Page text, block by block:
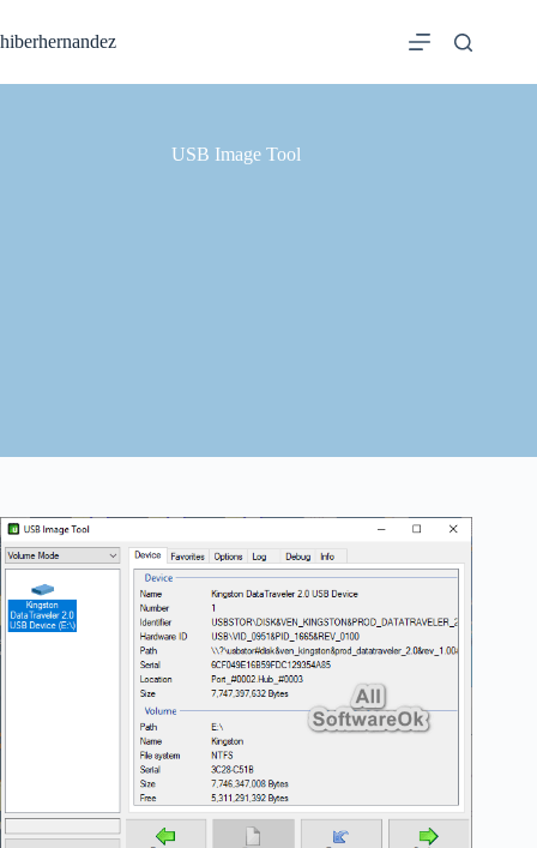
al
contenido
hiberhernandez
USB Image Tool